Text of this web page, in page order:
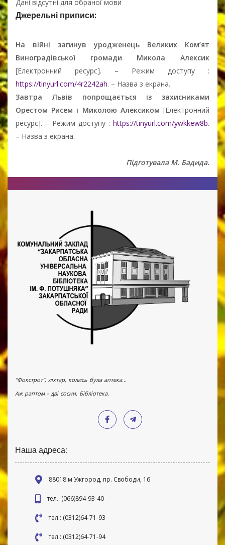
Дані відсутні для обраної мови
Джерельні приписи:
На війні загинув уродженець Великих Ком’ят
Виноградівської громади Микола Алексик
[Електронний ресурс]. – Режим доступу :
https://tinyurl.com/4r2242ah. – Назва з екрана.
Завтра Львів попрощається із захисниками
Орестом Рисем і Миколою Алексиком [Електронний
ресурс]. – Режим доступу : https://tinyurl.com/ywkkew8b.
– Назва з екрана.
Підготувала М. Бадида.
"Фокстрот", ліхтар, колись була аптека...
Аж раптом - дві сосни. Бібліотека.
Наша адреса:
88018 м Ужгород, пр. Свободи, 16
тел.: (066)894-93-40
тел.: (0312)64-71-93
тел.: (0312)64-71-94